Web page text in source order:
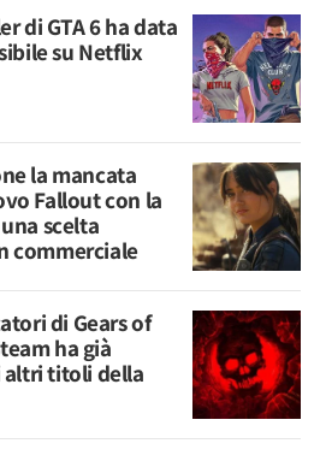
di GTA 6 ha data
su Netflix
la mancata
Fallout con la
scelta
commerciale
di Gears of
ha già
titoli della